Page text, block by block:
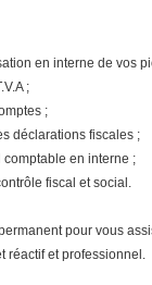
en interne de vos
;
;
déclarations fiscales ;
en interne ;
fiscal et social.
pour vous
réactif et professionnel.